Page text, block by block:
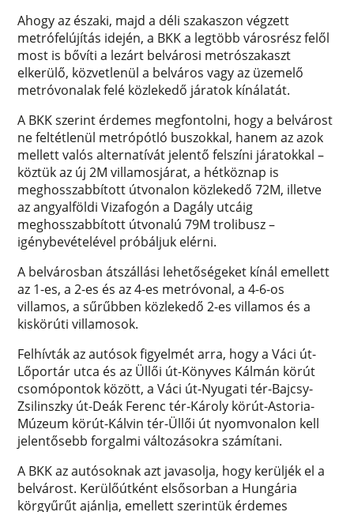
Ahogy az északi, majd a déli szakaszon végzett
metrófelújítás idején, a BKK a legtöbb városrész felől
most is bővíti a lezárt belvárosi metrószakaszt
elkerülő, közvetlenül a belváros vagy az üzemelő
metróvonalak felé közlekedő járatok kínálatát.
A BKK szerint érdemes megfontolni, hogy a belvárost
ne feltétlenül metrópótló buszokkal, hanem az azok
mellett valós alternatívát jelentő felszíni járatokkal –
köztük az új 2M villamosjárat, a hétköznap is
meghosszabbított útvonalon közlekedő 72M, illetve
az angyalföldi Vizafogón a Dagály utcáig
meghosszabbított útvonalú 79M trolibusz –
igénybevételével próbáljuk elérni.
A belvárosban átszállási lehetőségeket kínál emellett
az 1-es, a 2-es és az 4-es metróvonal, a 4-6-os
villamos, a sűrűbben közlekedő 2-es villamos és a
kiskörúti villamosok.
Felhívták az autósok figyelmét arra, hogy a Váci út-
Lőportár utca és az Üllői út-Könyves Kálmán körút
csomópontok között, a Váci út-Nyugati tér-Bajcsy-
Zsilinszky út-Deák Ferenc tér-Károly körút-Astoria-
Múzeum körút-Kálvin tér-Üllői út nyomvonalon kell
jelentősebb forgalmi változásokra számítani.
A BKK az autósoknak azt javasolja, hogy kerüljék el a
belvárost. Kerülőútként elsősorban a Hungária
körgyűrűt ajánlja, emellett szerintük érdemes